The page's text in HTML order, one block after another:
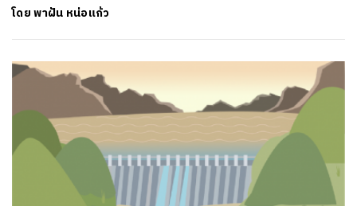
โดยพาฝัน หน่อแก้ว